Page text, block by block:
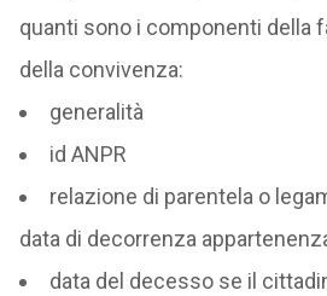
quanti sono i componenti della
della convivenza:
generalità
id ANPR
relazione di parentela o
data di decorrenza
data del decesso se il